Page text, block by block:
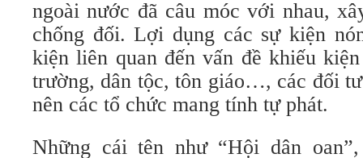
ngoài nước đã câu móc với nhau,
chống đối. Lợi dụng các sự kiện
kiện liên quan đến vấn đề khiếu
trường, dân tộc, tôn giáo…, các đối
nên các tổ chức mang tính tự phát.
Những cái tên như “Hội dân